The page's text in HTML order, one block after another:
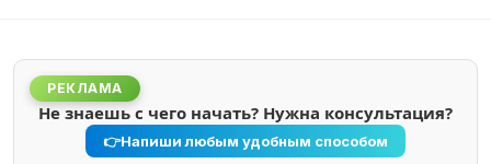
РЕКЛАМА
Не знаешь с чего начать? Нужна консультация?
👉Напиши любым удобным способом